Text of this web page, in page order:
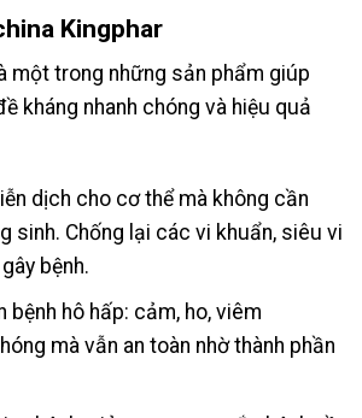
Kingphar
một trong những sản phẩm giúp
kháng nhanh chóng và hiệu quả
dịch cho cơ thể mà không cần
sinh. Chống lại các vi khuẩn, siêu vi
bệnh.
hô hấp: cảm, ho, viêm
mà vẫn an toàn nhờ thành phần